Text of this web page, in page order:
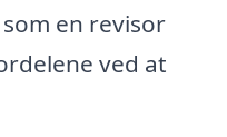
en revisor
ved at